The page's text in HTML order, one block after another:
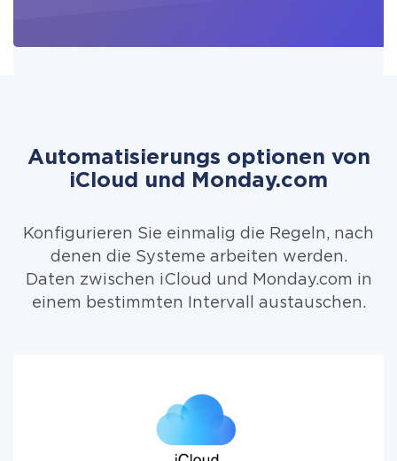
Automatisierungs optionen von
iCloud und Monday.com
Konfigurieren Sie einmalig die Regeln, nach
denen die Systeme arbeiten werden.
Daten zwischen iCloud und Monday.com in
einem bestimmten Intervall austauschen.